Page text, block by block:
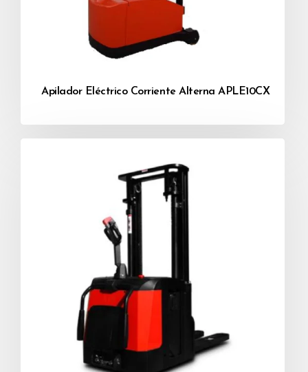
Apilador Eléctrico Corriente Alterna APLE10CX